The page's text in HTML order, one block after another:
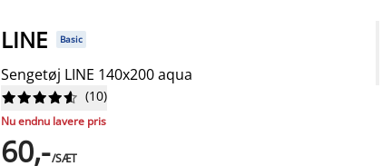
LINE Basic
Sengetøj LINE 140x200 aqua





 (10)
Nu endnu lavere pris
60,-/SÆT